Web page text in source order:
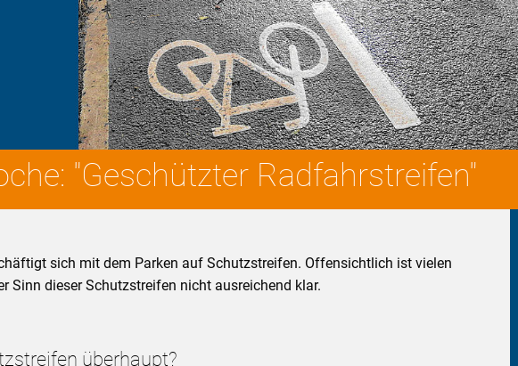
"Geschützter Radfahrstreifen"
sich mit dem Parken auf Schutzstreifen. Offensichtlich ist vielen
Sinn dieser Schutzstreifen nicht ausreichend klar.
überhaupt?